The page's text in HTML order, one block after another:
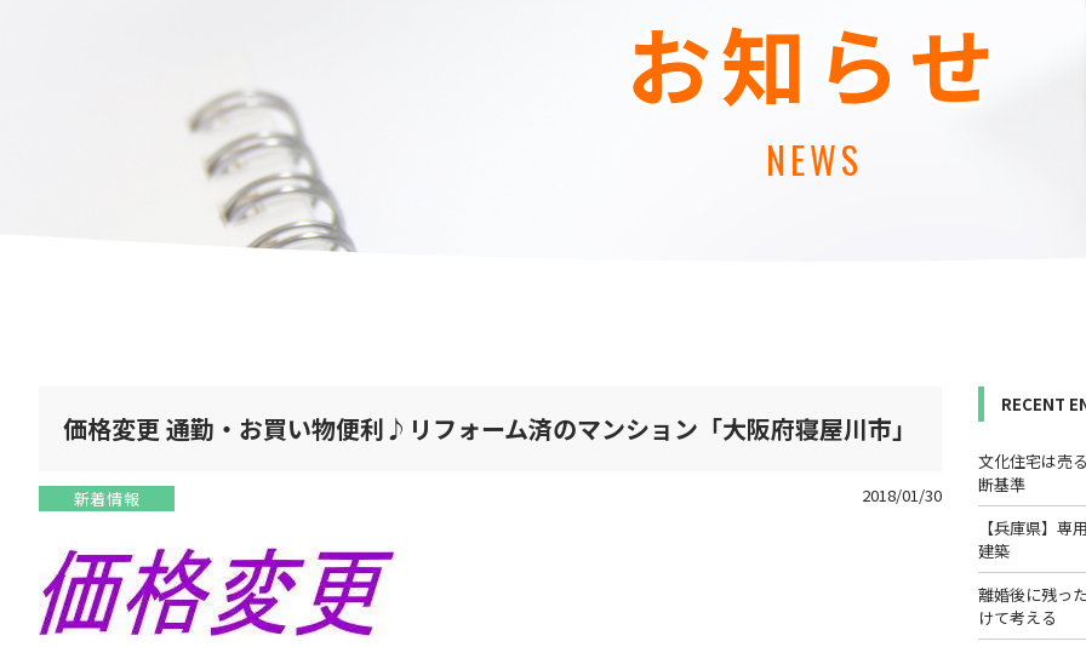
お知らせ
NEWS
価格変更 通勤・お買い物便利♪リフォーム済のマンション「大阪府寝屋川市」
新着情報 2018/01/30
RECENT
文化住宅は売
断基準
【兵庫県】
建築
離婚後に残っ
けて考える